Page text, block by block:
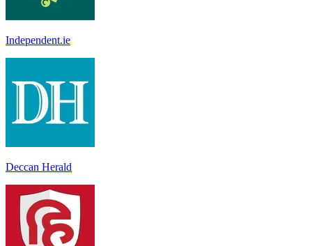
Independent.ie
Deccan Herald